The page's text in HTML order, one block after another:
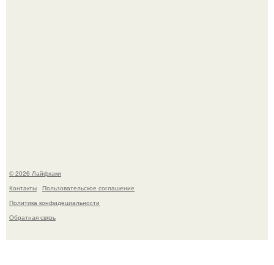
© 2026 Лайфхаки
Контакты
Пользовательское соглашение
Политика конфидециальности
Обратная связь